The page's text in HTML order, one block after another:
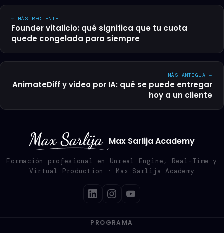
← MÁS RECIENTE
Founder vitalicio: qué significa que tu cuota
quede congelada para siempre
MÁS ANTIGUA →
AnimateDiff y video por IA: qué se puede entregar
hoy a un cliente
Max Sarlija Academy
Formación profesional en Unreal Engine, Real-Time y
Virtual Production · Max Sarlija Academy
PROGRAMA